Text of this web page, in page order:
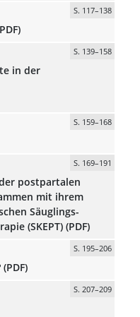
S. 117–138
S. 139–158
in der
S. 159–168
S. 169–191
postpartalen
mit ihrem
Säuglings-
(SKEPT) (PDF)
S. 195–206
S. 207–209